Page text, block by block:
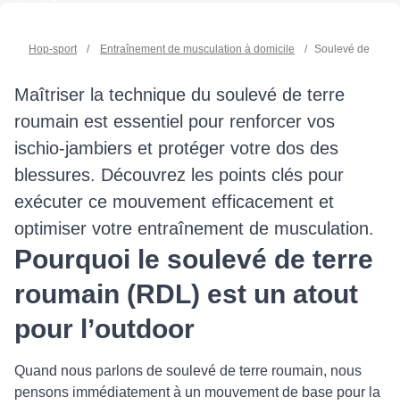
Hop-sport / Entraînement de musculation à domicile / Soulevé de terre
Maîtriser la technique du soulevé de terre
roumain est essentiel pour renforcer vos
ischio-jambiers et protéger votre dos des
blessures. Découvrez les points clés pour
exécuter ce mouvement efficacement et
optimiser votre entraînement de musculation.
Pourquoi le soulevé de terre
roumain (RDL) est un atout
pour l’outdoor
Quand nous parlons de soulevé de terre roumain, nous
pensons immédiatement à un mouvement de base pour la